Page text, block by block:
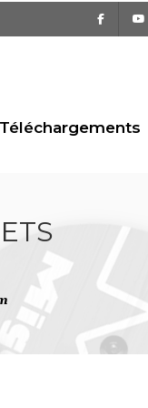
Facebook
Téléchargements